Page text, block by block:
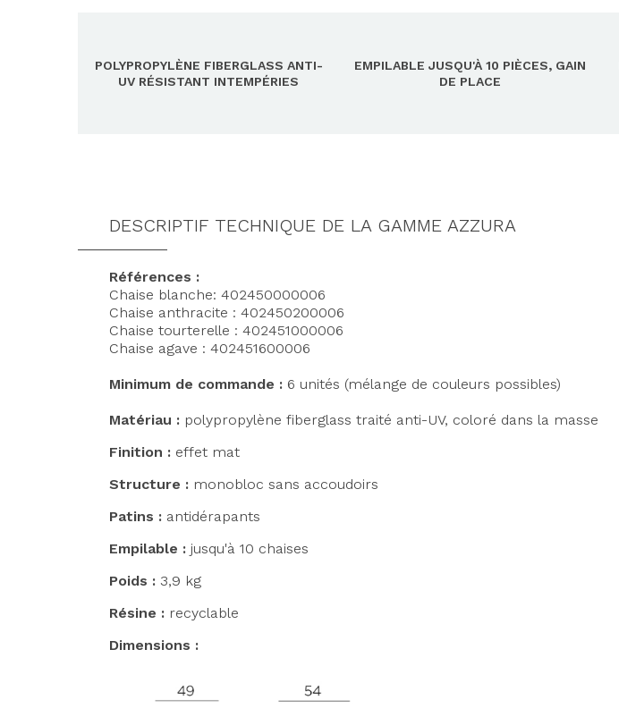
POLYPROPYLÈNE FIBERGLASS ANTI-
UV RÉSISTANT INTEMPÉRIES
EMPILABLE JUSQU'À 10 PIÈCES, GAIN
DE PLACE
DESCRIPTIF TECHNIQUE DE LA GAMME AZZURA
Références :
Chaise blanche: 402450000006
Chaise anthracite : 402450200006
Chaise tourterelle : 402451000006
Chaise agave : 402451600006
Minimum de commande : 6 unités (mélange de couleurs possibles)
Matériau : polypropylène fiberglass traité anti-UV, coloré dans la masse
Finition : effet mat
Structure : monobloc sans accoudoirs
Patins : antidérapants
Empilable : jusqu'à 10 chaises
Poids : 3,9 kg
Résine : recyclable
Dimensions :